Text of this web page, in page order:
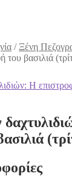
/ Ξένη
βασιλιά